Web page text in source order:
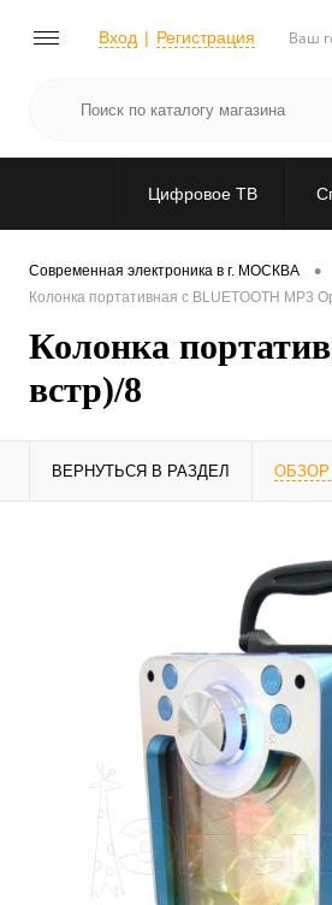
Вход Регистрация Ваш
Цифровое ТВ
Современная электроника в г. МОСКВА •
Колонка портативная с BLUETOOTH MP3
Колонка
встр)/8
ВЕРНУТЬСЯ В РАЗДЕЛ ОБЗОР